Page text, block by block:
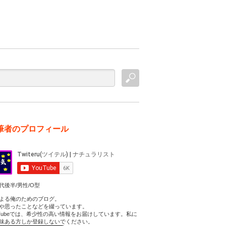
者のプロフィール
後半/男性/O型
る俺のためのブログ。
思ったことなどを綴っています。
では、希少性の高い情報をお届けしています。私に
ある方しか登録しないでください。